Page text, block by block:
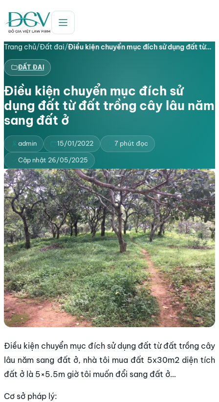
Trang chủ/Đất đai/Điều kiện chuyển mục đích sử dụng đất từ…
ĐẤT ĐAI
Điều kiện chuyển mục đích sử
dụng đất từ đất trồng cây lâu năm
sang đất ở
admin 15/01/2022 7 phút đọc
Cập nhật 26/05/2025
Điều kiện chuyển mục đích sử dụng đất từ đất trồng cây
lâu năm sang đất ở, nhà tôi mua đất 5x30m2 diện tích
đất ở là 5×5.5m giờ tôi muốn đổi sang đất ở…
Cơ sở pháp lý: